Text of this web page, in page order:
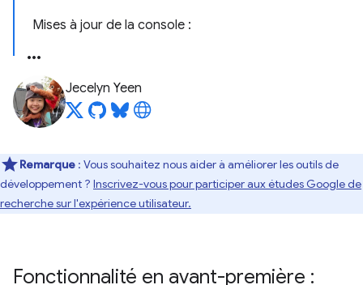
Mises à jour de la console :
Jecelyn Yeen
Remarque : Vous souhaitez nous aider à améliorer les outils de
développement ? Inscrivez-vous pour participer aux études Google de
recherche sur l'expérience utilisateur.
Fonctionnalité en avant-première :